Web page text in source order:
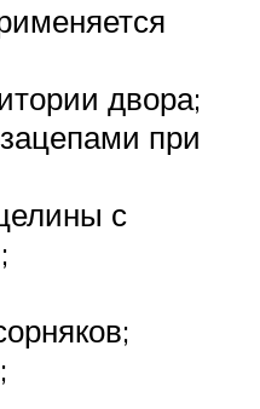
двора;
при
с